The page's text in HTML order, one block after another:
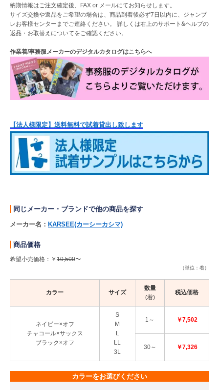
納期情報はご注文確定後、FAX or メールにてお知らせします。
サイズ交換や返品をご希望の場合は、商品到着後必ず7日以内に、ジャンブ
レお客様センターまでご連絡ください。 詳しくは右上のサポート&ヘルプの
返品・お取替えについてをご確認ください。
作業着/事務服メーカーのデジタルカタログはこちらへ
【法人様限定】送料無料で試着貸出し致します
同じメーカー・ブランドで他の商品を探す
メーカー名： KARSEE(カーシーカシマ)
商品価格
希望小売価格：￥ 10,500〜
（単位：着）
カラー サイズ
数量
(着)
税込価格
ネイビー×オフ
チャコール×サックス
ブラック×オフ
S
M
L
LL
3L
1～ ￥7,502
30～ ￥7,326
カラーをお選びください